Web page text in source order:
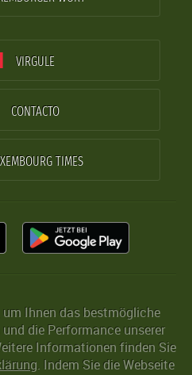
VIRGULE
CONTACTO
TIMES
um Ihnen das bestmögliche
die Performance unserer
Informationen finden Sie
. Indem Sie die Webseite